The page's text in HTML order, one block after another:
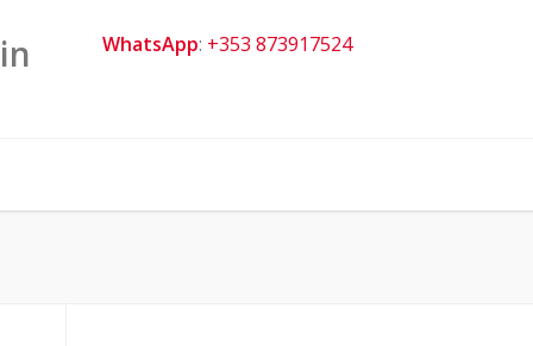
WhatsApp: +353 873917524